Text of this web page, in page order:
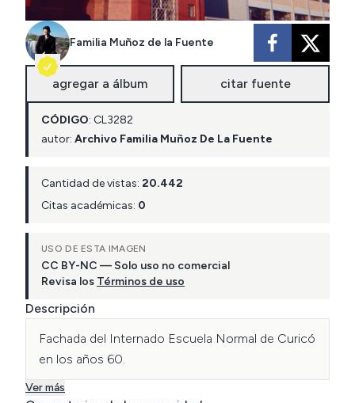
Familia Muñoz de la Fuente
agregar a álbum citar fuente
CÓDIGO: CL3282
autor: Archivo Familia Muñoz De La Fuente
Cantidad de vistas: 20.442
Citas académicas: 0
USO DE ESTA IMAGEN
CC BY-NC — Solo uso no comercial
Revisa los Términos de uso
Descripción
Fachada del Internado Escuela Normal de Curicó
en los años 60.
Ver más